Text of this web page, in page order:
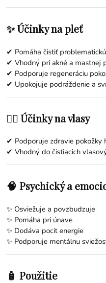
✨ Účinky na pleť
✔ Pomáha čistiť
✔ Vhodný pri akné a mastnej
✔ Podporuje regeneráciu
✔ Upokojuje podráždenie a
💇‍♀️ Účinky na vlasy
✔ Podporuje zdravie pokožky
✔ Vhodný do čistiacich
🧠 Psychický a
✨ Osviežuje a povzbudzuje
✨ Pomáha pri únave
✨ Dodáva pocit energie
✨ Podporuje mentálnu
🧴 Použitie